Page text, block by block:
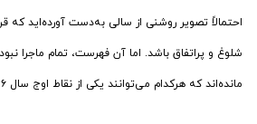
احتمالاً تصویر روشنی از سالی به‌دست آورده‌اید که
شلوغ و پراتفاق باشد. اما آن فهرست، تمام ماجرا
مانده‌اند که هرکدام می‌توانند یکی از نقاط اوج سال ۲۰۲۶ باشند.